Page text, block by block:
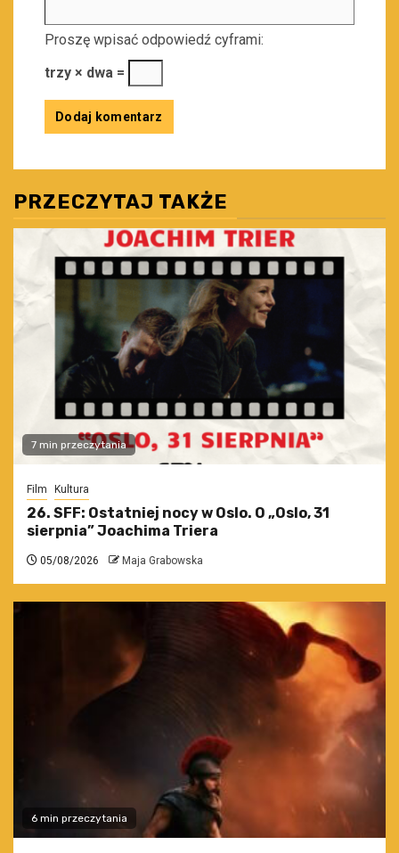
Proszę wpisać odpowiedź cyframi:
trzy × dwa =
PRZECZYTAJ TAKŻE
7 min przeczytania
Film Kultura
26. SFF: Ostatniej nocy w Oslo. O „Oslo, 31
sierpnia” Joachima Triera
05/08/2026 Maja Grabowska
6 min przeczytania